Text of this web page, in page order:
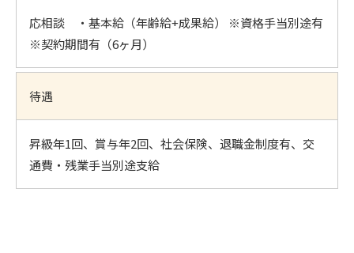
応相談 ・基本給（年齢給+成果給） ※資格手当別途有
※契約期間有（6ヶ月）
待遇
昇級年1回、賞与年2回、社会保険、退職金制度有、交
通費・残業手当別途支給